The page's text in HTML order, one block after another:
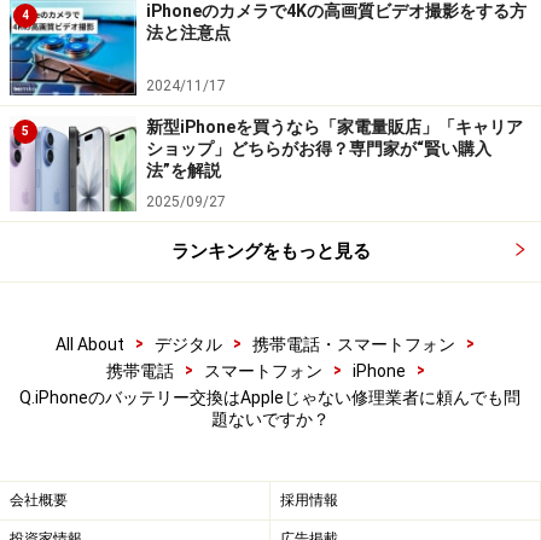
■口コミ・実店舗の有無
実店舗があり、口コミ評価が安定している業者は比較的
安心感があります。価格が極端に安過ぎる場合は注意す
るようにしましょう。
※記事内容は執筆時点のものです。最新の内容をご確認くださ
い。
※機種やOSのバージョンによって画面表示、操作方法が異なる可
【編集部おすすめの購入サイト】
Amazonで人気の iPhone 用品をチェック！
4
iPhoneのカメラで4Kの高画質ビデオ撮影をする方
法と注意点
2024/11/17
5
新型iPhoneを買うなら「家電量販店」「キャリア
ショップ」どちらがお得？専門家が“賢い購入
法”を解説
2025/09/27
ランキングをもっと見る
All About > デジタル > 携帯電話・スマートフォン
>
携帯電話
> スマートフォン > iPhone
>
Q.iPhoneのバッテリー交換はAppleじゃない修理業者に頼んでも問
題ないですか？
会社概要 採用情報